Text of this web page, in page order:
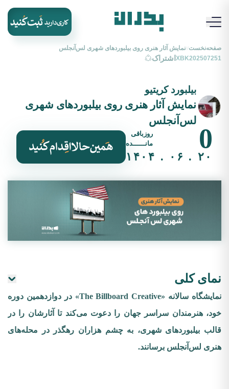
صفحه‌نخست//نمایش آثار هنری روی بیلبوردهای شهری لس‌آنجلس
XBK202507251 اشتراک
بیلبورد کریتیو
نمایش آثار هنری روی بیلبوردهای شهری
لس‌آنجلس
0
روزباقی
مانــــــده
۲۰ . ۰۶ . ۱۴۰۴
نمای کلی
نمایشگاه سالانه «The Billboard Creative» در دوازدهمین دوره
خود، هنرمندان سراسر جهان را دعوت می‌کند تا آثارشان را در
قالب بیلبوردهای شهری، به چشم هزاران رهگذر در محله‌های
هنری لس‌آنجلس برسانند.